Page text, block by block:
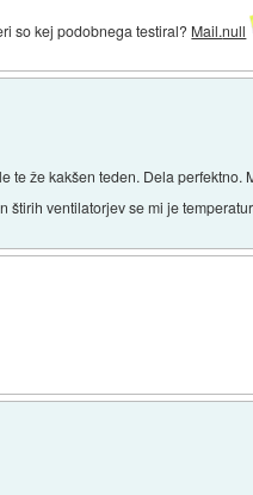
so kej podobnega testiral? Mail.null
te že kakšen teden. Dela
štirih ventilatorjev se mi je